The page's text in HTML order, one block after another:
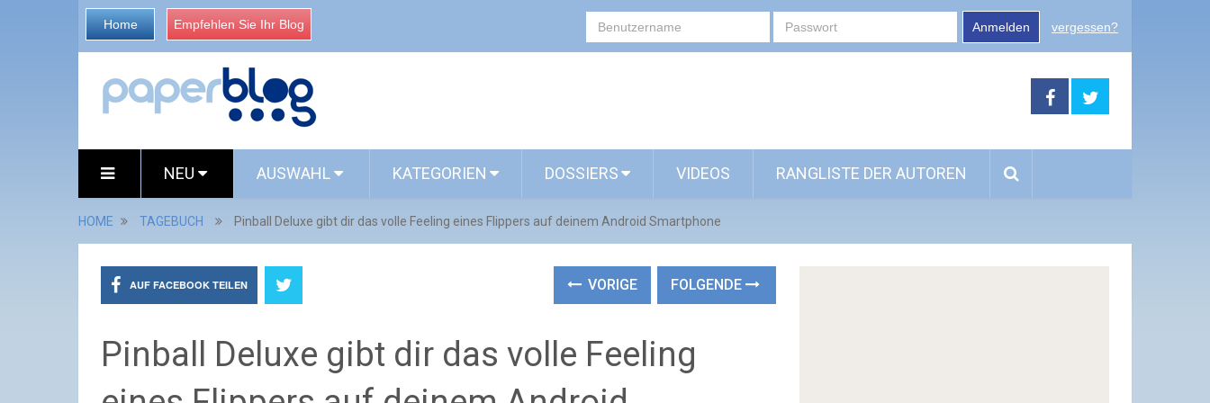
Home Empfehlen Sie Ihr Blog Anmelden vergessen?
NEU AUSWAHL KATEGORIEN DOSSIERS VIDEOS RANGLISTE DER AUTOREN
HOME TAGEBUCH Pinball Deluxe gibt dir das volle Feeling eines Flippers auf deinem Android Smartphone
AUF FACEBOOK TEILEN VORIGE FOLGENDE
Pinball Deluxe gibt dir das volle Feeling